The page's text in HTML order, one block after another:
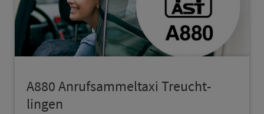
A880 An­ruf­sam­mel­taxi Treucht­
lingen